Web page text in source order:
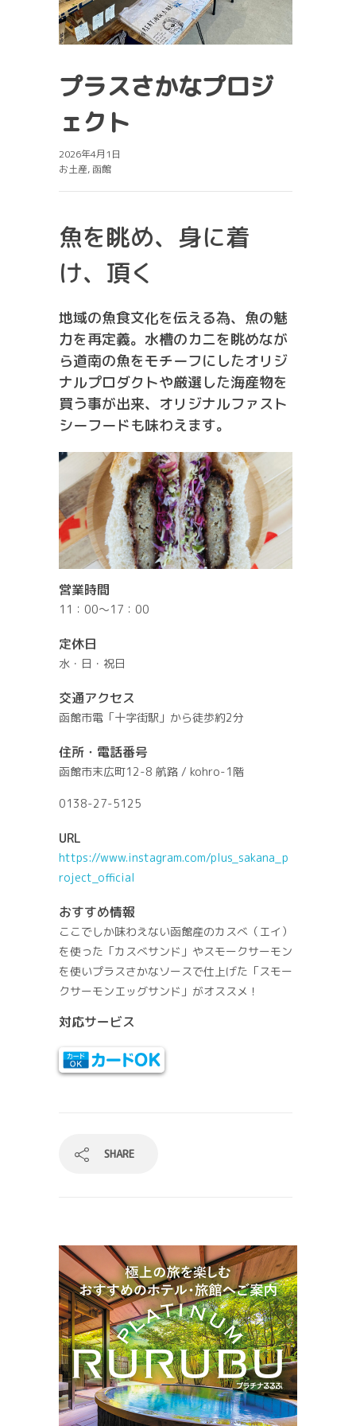
プラスさかなプロジ
ェクト
2026年4月1日
お土産, 函館
魚を眺め、身に着
け、頂く
地域の魚食文化を伝える為、魚の魅
力を再定義。水槽のカニを眺めなが
ら道南の魚をモチーフにしたオリジ
ナルプロダクトや厳選した海産物を
買う事が出来、オリジナルファスト
シーフードも味わえます。
営業時間
11：00～17：00
定休日
水・日・祝日
交通アクセス
函館市電「十字街駅」から徒歩約2分
住所・電話番号
函館市末広町12-8 航路 / kohro-1階
0138-27-5125
URL
https://www.instagram.com/plus_sakana_p
roject_official
おすすめ情報
ここでしか味わえない函館産のカスべ（エイ）
を使った「カスべサンド」やスモークサーモン
を使いプラスさかなソースで仕上げた「スモー
クサーモンエッグサンド」がオススメ！
対応サービス
SHARE